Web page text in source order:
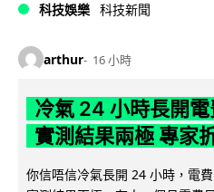
科技娛樂 科技新聞
arthur 16 小時
冷氣 24 小時長開
實測結果兩極 專家
你信唔信冷氣長開 24 小時，電